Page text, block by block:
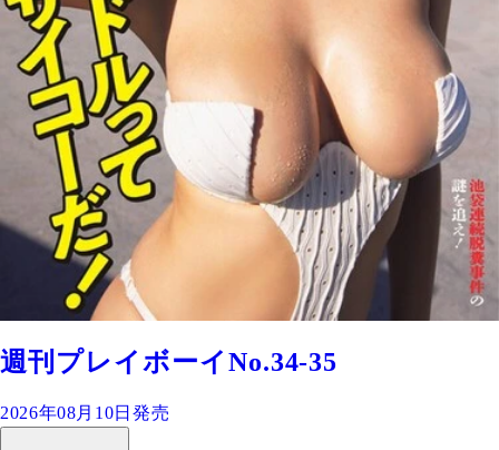
週刊プレイボーイNo.34-35
2026年08月10日発売